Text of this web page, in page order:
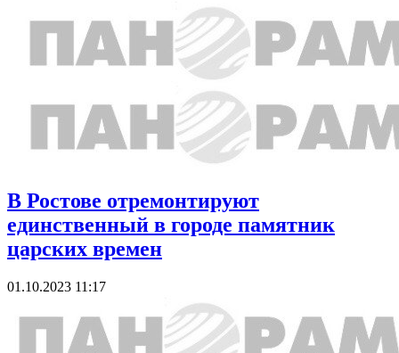
В Ростове отремонтируют
единственный в городе памятник
царских времен
01.10.2023 11:17